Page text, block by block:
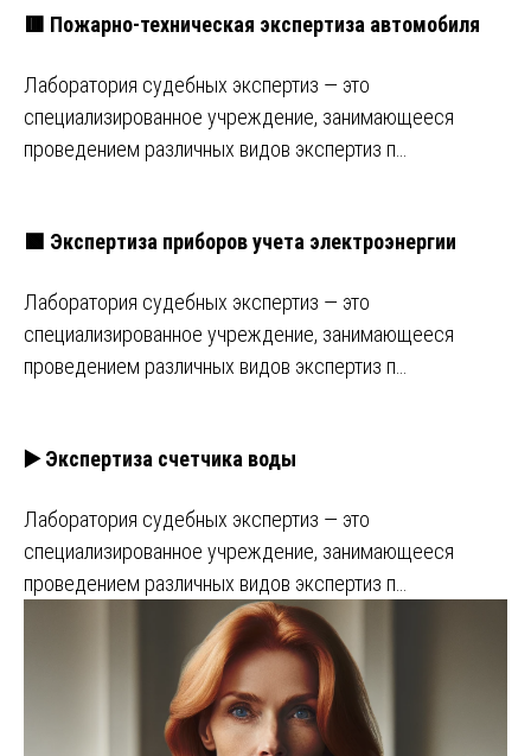
🟥 Пожарно-техническая экспертиза автомобиля
Лаборатория судебных экспертиз — это
специализированное учреждение, занимающееся
проведением различных видов экспертиз п…
🟩 Экспертиза приборов учета электроэнергии
Лаборатория судебных экспертиз — это
специализированное учреждение, занимающееся
проведением различных видов экспертиз п…
▶️ Экспертиза счетчика воды
Лаборатория судебных экспертиз — это
специализированное учреждение, занимающееся
проведением различных видов экспертиз п…